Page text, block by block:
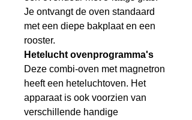
Je ontvangt de oven standaard
met een diepe bakplaat en een
rooster.
Hetelucht ovenprogramma's
Deze combi-oven met magnetron
heeft een heteluchtoven. Het
apparaat is ook voorzien van
verschillende handige